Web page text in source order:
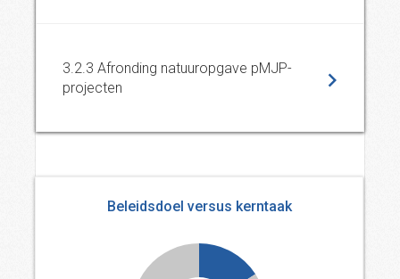
3.2.3 Afronding natuuropgave pMJP-
projecten
Beleidsdoel versus kerntaak